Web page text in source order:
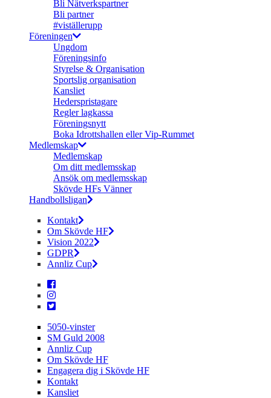
Bli Nätverkspartner
Bli partner
#viställerupp
Föreningen
Ungdom
Föreningsinfo
Styrelse & Organisation
Sportslig organisation
Kansliet
Hederspristagare
Regler lagkassa
Föreningsnytt
Boka Idrottshallen eller Vip-Rummet
Medlemskap
Medlemskap
Om ditt medlemsskap
Ansök om medlemsskap
Skövde HFs Vänner
Handbollsligan
Kontakt
Om Skövde HF
Vision 2022
GDPR
Annliz Cup
5050-vinster
SM Guld 2008
Annliz Cup
Om Skövde HF
Engagera dig i Skövde HF
Kontakt
Kansliet